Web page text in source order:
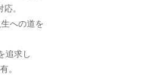
。
への道を
追求し
。